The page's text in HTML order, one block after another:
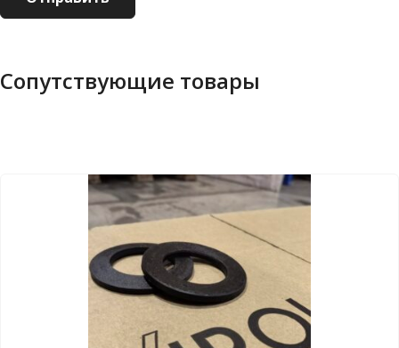
Сопутствующие товары